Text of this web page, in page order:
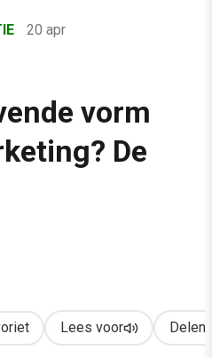
De uitlegvideo!
20 apr
vorm
De
Lees voor Delen